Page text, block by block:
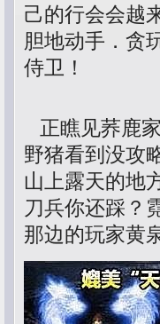
己的行会会越
胆地动手．贪
侍卫！
正瞧见荞鹿
野猪看到没攻
山上露天的地
刀兵你还踩？
那边的玩家黄